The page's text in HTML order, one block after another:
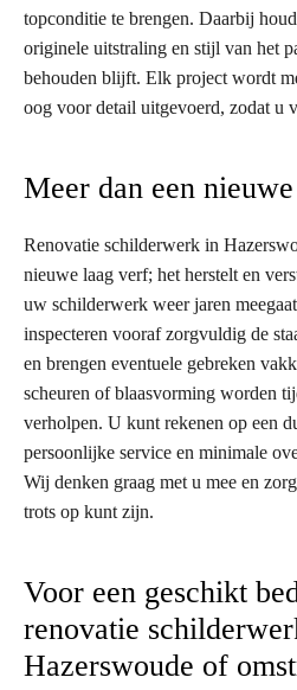
topconditie te brengen. Daarbij
originele uitstraling en stijl van het
behouden blijft. Elk project wordt
oog voor detail uitgevoerd, zodat u
Meer dan een
Renovatie schilderwerk in
nieuwe laag verf; het herstelt en
uw schilderwerk weer jaren
inspecteren vooraf zorgvuldig de
en brengen eventuele gebreken
scheuren of blaasvorming worden
verholpen. U kunt rekenen op een
persoonlijke service en minimale
Wij denken graag met u mee en
trots op kunt zijn.
Voor een geschikt
renovatie
Hazerswoude of